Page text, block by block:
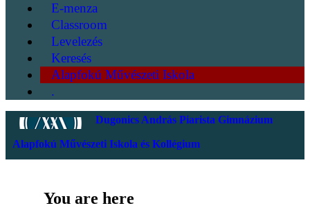
E-menza
Classroom
Levelezés
Keresés
Alapfokú Művészeti Iskola
.
Dugonics András Piarista Gimnázium
Alapfokú Művészeti Iskola és Kollégium
You are here